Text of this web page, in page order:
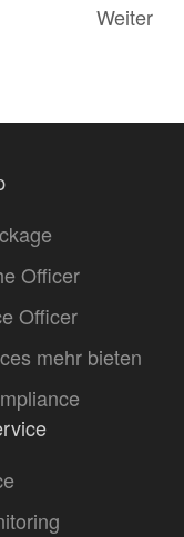
Weiter
Officer
Officer
mehr bieten